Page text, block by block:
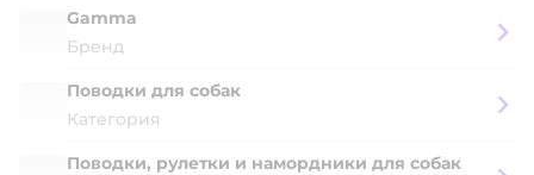
Gamma
Бренд
Поводки для собак
Категория
Поводки, рулетки и намордники для собак